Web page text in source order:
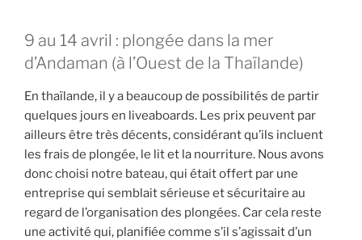
9 au 14 avril : plongée dans la mer
d’Andaman (à l’Ouest de la Thaïlande)
En thaïlande, il y a beaucoup de possibilités de partir
quelques jours en liveaboards. Les prix peuvent par
ailleurs être très décents, considérant qu’ils incluent
les frais de plongée, le lit et la nourriture. Nous avons
donc choisi notre bateau, qui était offert par une
entreprise qui semblait sérieuse et sécuritaire au
regard de l’organisation des plongées. Car cela reste
une activité qui, planifiée comme s’il s’agissait d’un